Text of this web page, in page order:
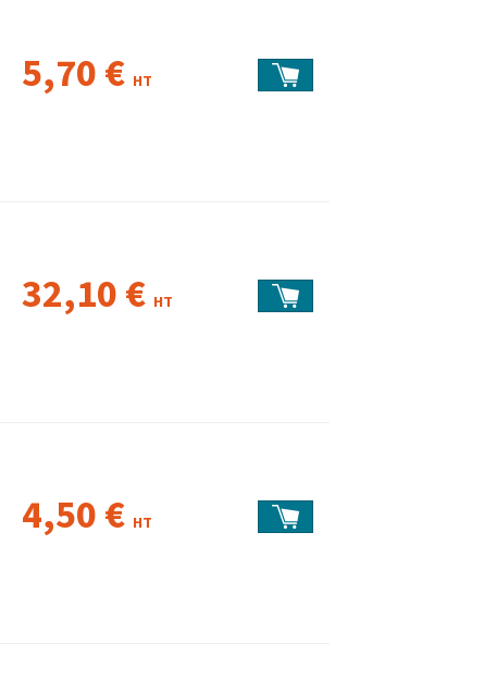
5,70 € HT
32,10 € HT
4,50 € HT